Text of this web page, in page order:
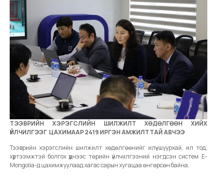
ТЭЭВРИЙН ХЭРЭГСЛИЙН ШИЛЖИЛТ ХӨДӨЛГӨӨН ХИЙХ
ҮЙЛЧИЛГЭЭГ ЦАХИМААР 2419 ИРГЭН АМЖИЛТТАЙ АВЧЭЭ
Тээврийн хэрэгслийн шилжилт хөдөлгөөнийг илүү шуурхай, ил тод,
хүртээмжтэй болгох үүднээс төрийн үйлчилгээний нэгдсэн систем E-
Mongolia-д цахимжуулаад хагас сарын хугацаа өнгөрсөн байна.